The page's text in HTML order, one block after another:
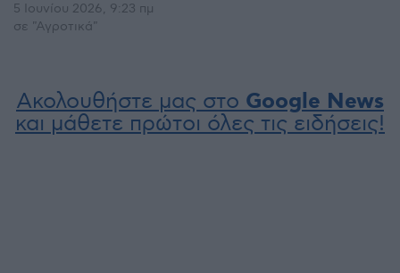
5 Ιουνίου 2026, 9:23 πμ
σε "Αγροτικά"
Ακολουθήστε μας στο Google News
και μάθετε πρώτοι όλες τις ειδήσεις!